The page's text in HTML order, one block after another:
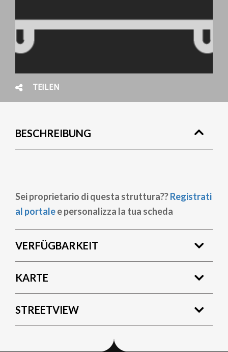
TEILEN
BESCHREIBUNG
Sei proprietario di questa struttura??Registrati
al portalee personalizza la tua scheda
VERFÜGBARKEIT
KARTE
STREETVIEW